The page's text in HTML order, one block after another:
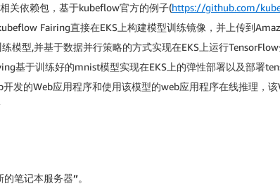
关依赖包，基于kubeflow官方的例子(https://github.com/
Fairing直接在EKS上构建模型训练镜像，并上传到
模型,并基于数据并行策略的方式实现在EKS上运行
基于训练好的mnist模型实现在EKS上的弹性部署以及部署
发的Web应用程序和使用该模型的web应用程序在线推理，
的笔记本服务器”。